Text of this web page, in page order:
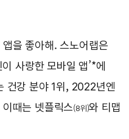
을 좋아해. 스노어랩은
사랑한 모바일 앱’*에
건강 분야 1위, 2022년엔
때는 넷플릭스(8위)와 티맵